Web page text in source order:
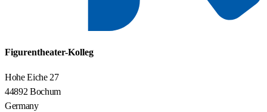
Figurentheater-Kolleg
Hohe Eiche 27
44892 Bochum
Germany